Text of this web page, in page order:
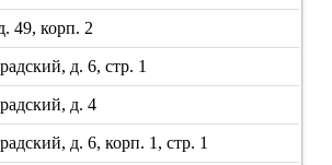
49, корп. 2
д. 6, стр. 1
д. 4
д. 6, корп. 1, стр. 1